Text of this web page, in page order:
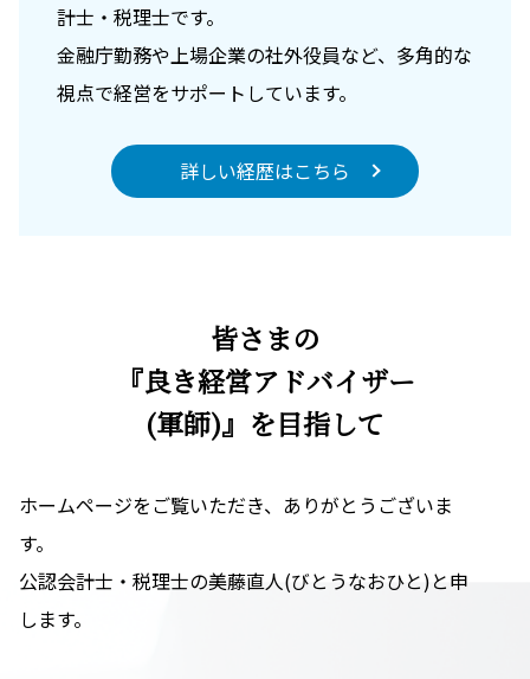
計士・税理士です。
金融庁勤務や上場企業の社外役員など、多角的な
視点で経営をサポートしています。
詳しい経歴はこちら
皆さまの
『良き経営アドバイザー
(軍師)』を目指して
ホームページをご覧いただき、ありがとうございま
す。
公認会計士・税理士の美藤直人(びとうなおひと)と申
します。